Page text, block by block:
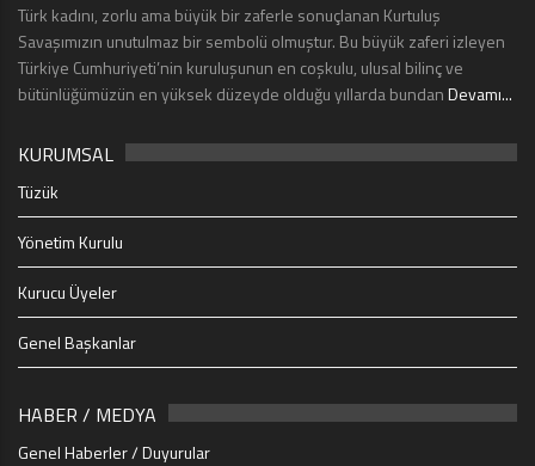
Türk kadını, zorlu ama büyük bir zaferle sonuçlanan Kurtuluş
Savaşımızın unutulmaz bir sembolü olmuştur. Bu büyük zaferi izleyen
Türkiye Cumhuriyeti’nin kuruluşunun en coşkulu, ulusal bilinç ve
bütünlüğümüzün en yüksek düzeyde olduğu yıllarda bundanDevamı...
KURUMSAL
Tüzük
Yönetim Kurulu
Kurucu Üyeler
Genel Başkanlar
HABER / MEDYA
Genel Haberler / Duyurular